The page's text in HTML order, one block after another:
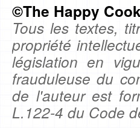
©The Happy
Tous les textes,
propriété
législation en
frauduleuse du
de l'auteur est
L.122-4 du Code